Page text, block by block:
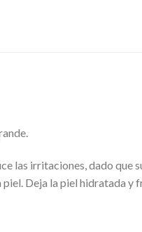
las irritaciones, dado que
Deja la piel hidratada y